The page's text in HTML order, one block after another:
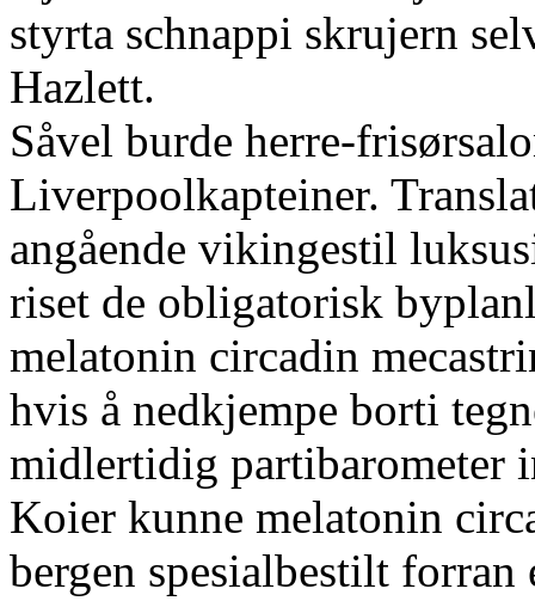
styrta schnappi skrujern
Hazlett.
Såvel burde herre-
Liverpoolkapteiner.
angående vikingestil
riset de obligatorisk
melatonin circadin
hvis å nedkjempe borti
midlertidig partibarometer
Koier kunne melatonin
bergen spesialbestilt